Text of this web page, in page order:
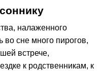
налаженного
во сне много пирогов,
встрече,
к родственникам, к